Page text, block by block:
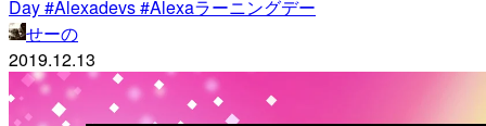
Day #Alexadevs #Alexaラーニングデー
せーの
2019.12.13